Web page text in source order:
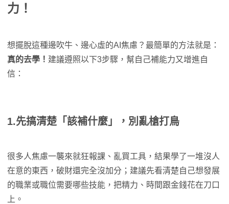
力！
想擺脫這種邊吹牛、邊心虛的AI焦慮？最簡單的方法就是：
真的去學！ 建議遵照以下3步驟，幫自己補能力又增進自
信：
1.先搞清楚「該補什麼」，別亂槍打鳥
很多人焦慮一襲來就狂報課、亂買工具，結果學了一堆沒人
在意的東西，破財還完全沒加分；建議先看清楚自己想發展
的職業或職位需要哪些技能，把精力、時間跟金錢花在刀口
上。